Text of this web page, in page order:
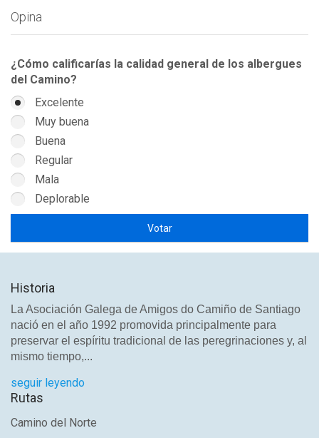
Opina
¿Cómo calificarías la calidad general de los albergues
del Camino?
Excelente
Muy buena
Buena
Regular
Mala
Deplorable
Historia
La Asociación Galega de Amigos do Camiño de Santiago
nació en el año 1992 promovida principalmente para
preservar el espíritu tradicional de las peregrinaciones y, al
mismo tiempo,...
seguir leyendo
Rutas
Camino del Norte